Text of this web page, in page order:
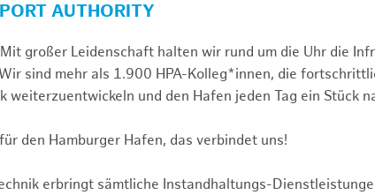
AUTHORITY
großer Leidenschaft halten wir rund um die Uhr die
sind mehr als 1.900 HPA-Kolleg*innen, die
weiterzuentwickeln und den Hafen jeden Tag ein Stück
den Hamburger Hafen, das verbindet uns!
erbringt sämtliche Instandhaltungs-